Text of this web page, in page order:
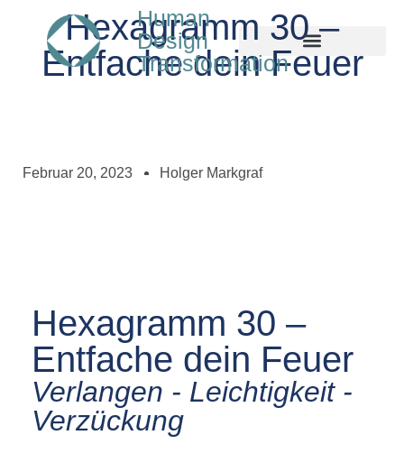
Human
Design
Transformation
Hexagramm 30 –
Entfache dein Feuer
Februar 20, 2023 Holger Markgraf
Hexagramm 30 –
Entfache dein Feuer
Verlangen - Leichtigkeit -
Verzückung